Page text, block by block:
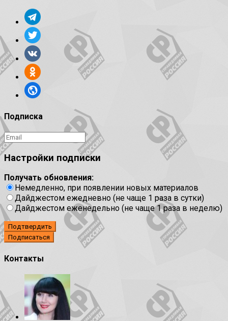
Подписка
Настройки подписки
Получать обновления:
Немедленно, при появлении новых материалов
Дайджестом ежедневно (не чаще 1 раза в сутки)
Дайджестом еженедельно (не чаще 1 раза в неделю)
Подтвердить
Контакты